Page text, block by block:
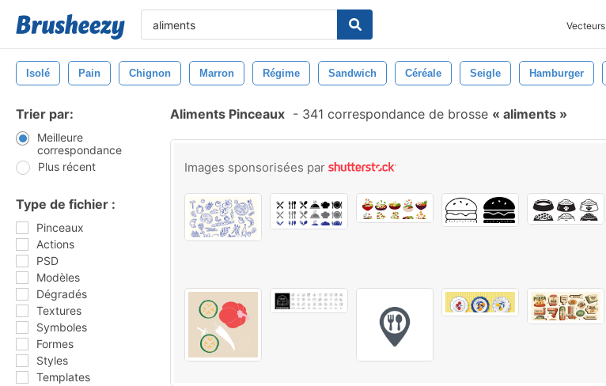
Vecteurs
Isolé Pain Chignon Marron Régime Sandwich Céréale Seigle Hamburger
Trier par:
Meilleure
correspondance
Plus récent
Type de fichier :
Pinceaux
Actions
PSD
Modèles
Dégradés
Textures
Symboles
Formes
Styles
Templates
Aliments Pinceaux - 341 correspondance de brosse aliments
Images sponsorisées par